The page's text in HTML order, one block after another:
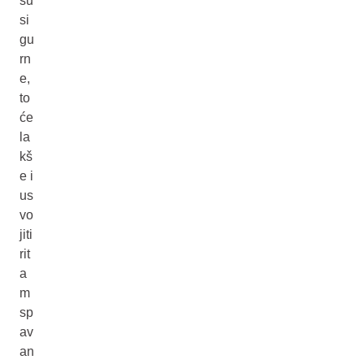
si
gu
rn
e,
to
će
la
kš
e i
us
vo
jiti
rit
a
m
sp
av
an